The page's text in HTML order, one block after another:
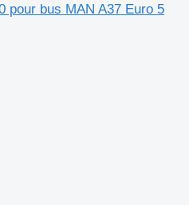
pour bus MAN A37 Euro 5